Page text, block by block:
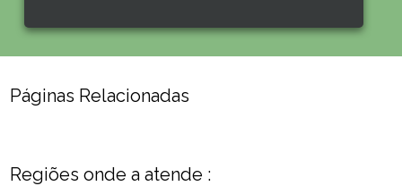
Páginas Relacionadas
Regiões onde a atende :